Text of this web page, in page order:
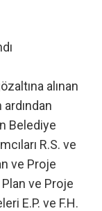
alınan
Belediye
R.S. ve
ve Proje
Plan ve Proje
E.P. ve F.H.